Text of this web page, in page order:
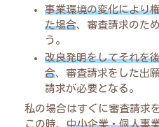
事業環境の変化により
た場合、審査請求のた
う。
改良発明をしてそれを
合、審査請求をした出
請求が必要となる。
私の場合はすぐに審査請求
この時、 中小企業・個人事